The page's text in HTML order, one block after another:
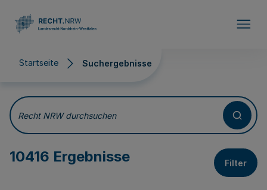
Startseite Suchergebnisse
Suchergebnisse
Recht NRW durchsuchen
10416 Ergebnisse Filter